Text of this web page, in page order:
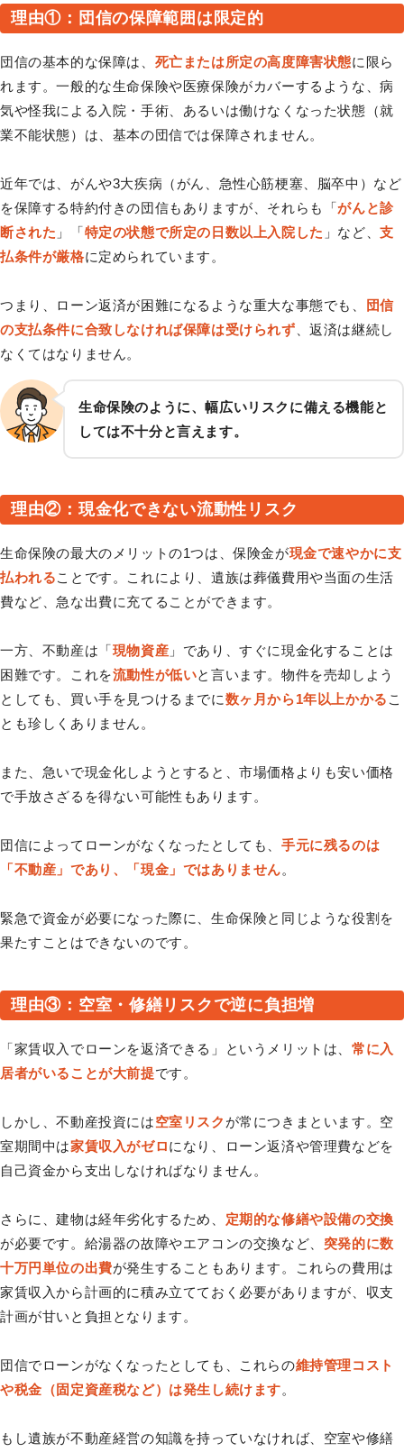
理由①：団信の保障範囲は限定的
団信の基本的な保障は、 死亡または所定の高度障害状態に限ら
れます。一般的な生命保険や医療保険がカバーするような、病
気や怪我による入院・手術、あるいは働けなくなった状態（就
業不能状態）は、基本の団信では保障されません。
近年では、がんや3大疾病（がん、急性心筋梗塞、脳卒中）など
を保障する特約付きの団信もありますが、それらも「がんと診
断された 」「特定の状態で所定の日数以上入院した 」など、支
払条件が厳格に定められています。
つまり、ローン返済が困難になるような重大な事態でも、
団信
の支払条件に合致しなければ保障は受けられず 、返済は継続し
なくてはなりません。
生命保険のように、幅広いリスクに備える機能と
しては不十分と言えます。
理由②：現金化できない流動性リスク
生命保険の最大のメリットの1つは、保険金が現金で速やかに支
払われることです。これにより、遺族は葬儀費用や当面の生活
費など、急な出費に充てることができます。
一方、不動産は「現物資産 」であり、すぐに現金化することは
困難です。これを流動性が低いと言います。物件を売却しよう
としても、買い手を見つけるまでに数ヶ月から1年以上かかる こ
とも珍しくありません。
また、急いで現金化しようとすると、市場価格よりも安い価格
で手放さざるを得ない可能性もあります。
団信によってローンがなくなったとしても、 手元に残るのは
「不動産」であり、「現金」ではありません。
緊急で資金が必要になった際に、生命保険と同じような役割を
果たすことはできないのです。
理由③：空室・修繕リスクで逆に負担増
「家賃収入でローンを返済できる」というメリットは、 常に入
居者がいることが大前提です。
しかし、不動産投資には空室リスク が常につきまといます。空
室期間中は家賃収入がゼロになり、ローン返済や管理費などを
自己資金から支出しなければなりません。
さらに、建物は経年劣化するため、 定期的な修繕や設備の交換
が必要です。給湯器の故障やエアコンの交換など、 突発的に数
十万円単位の出費が発生することもあります。これらの費用は
家賃収入から計画的に積み立てておく必要がありますが、収支
計画が甘いと負担となります。
団信でローンがなくなったとしても、これらの維持管理コスト
や税金（固定資産税など）は発生し続けます。
もし遺族が不動産経営の知識を持っていなければ、空室や修繕